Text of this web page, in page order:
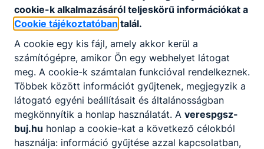
cookie-k alkalmazásáról teljeskörű információkat a
Cookie tájékoztatóban talál.
A cookie egy kis fájl, amely akkor kerül a
számítógépre, amikor Ön egy webhelyet látogat
meg. A cookie-k számtalan funkcióval rendelkeznek.
Többek között információt gyűjtenek, megjegyzik a
látogató egyéni beállításait és általánosságban
megkönnyítik a honlap használatát. A verespgsz-
buj.hu honlap a cookie-kat a következő célokból
használja: információ gyűjtése azzal kapcsolatban,